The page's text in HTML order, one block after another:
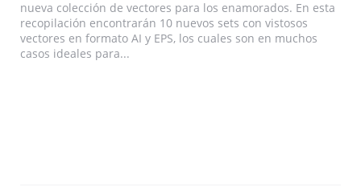
nueva colección de vectores para los enamorados. En esta
recopilación encontrarán 10 nuevos sets con vistosos
vectores en formato AI y EPS, los cuales son en muchos
casos ideales para...